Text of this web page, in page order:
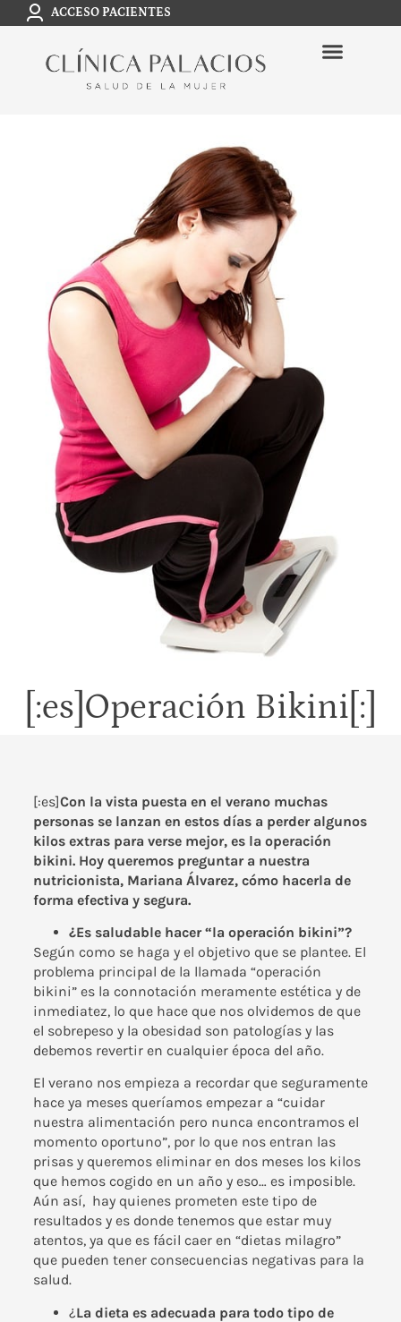
ACCESO PACIENTES
[:es]Operación Bikini[:]
[:es]Con la vista puesta en el verano muchas
personas se lanzan en estos días a perder algunos
kilos extras para verse mejor, es la operación
bikini. Hoy queremos preguntar a nuestra
nutricionista, Mariana Álvarez, cómo hacerla de
forma efectiva y segura.
¿Es saludable hacer “la operación bikini”?
Según como se haga y el objetivo que se plantee. El
problema principal de la llamada “operación
bikini” es la connotación meramente estética y de
inmediatez, lo que hace que nos olvidemos de que
el sobrepeso y la obesidad son patologías y las
debemos revertir en cualquier época del año.
El verano nos empieza a recordar que seguramente
hace ya meses queríamos empezar a “cuidar
nuestra alimentación pero nunca encontramos el
momento oportuno”, por lo que nos entran las
prisas y queremos eliminar en dos meses los kilos
que hemos cogido en un año y eso… es imposible.
Aún así, hay quienes prometen este tipo de
resultados y es donde tenemos que estar muy
atentos, ya que es fácil caer en “dietas milagro”
que pueden tener consecuencias negativas para la
salud.
¿La dieta es adecuada para todo tipo de